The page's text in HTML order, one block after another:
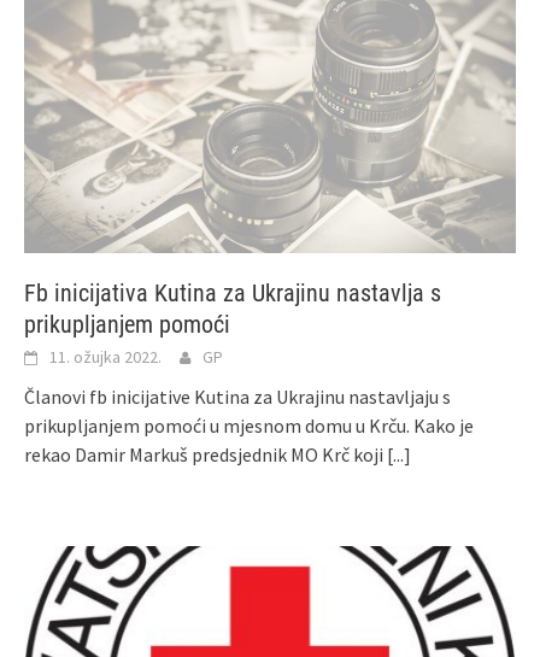
Fb inicijativa Kutina za Ukrajinu nastavlja s
prikupljanjem pomoći
11. ožujka 2022. GP
Članovi fb inicijative Kutina za Ukrajinu nastavljaju s
prikupljanjem pomoći u mjesnom domu u Krču. Kako je
rekao Damir Markuš predsjednik MO Krč koji [...]